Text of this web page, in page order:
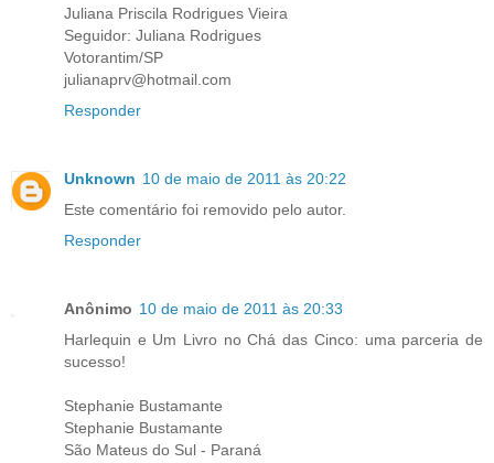
Juliana Priscila Rodrigues Vieira
Seguidor: Juliana Rodrigues
Votorantim/SP
julianaprv@hotmail.com
Responder
Unknown 10 de maio de 2011 às 20:22
Este comentário foi removido pelo autor.
Responder
Anônimo 10 de maio de 2011 às 20:33
Harlequin e Um Livro no Chá das Cinco: uma parceria de
sucesso!
Stephanie Bustamante
Stephanie Bustamante
São Mateus do Sul - Paraná